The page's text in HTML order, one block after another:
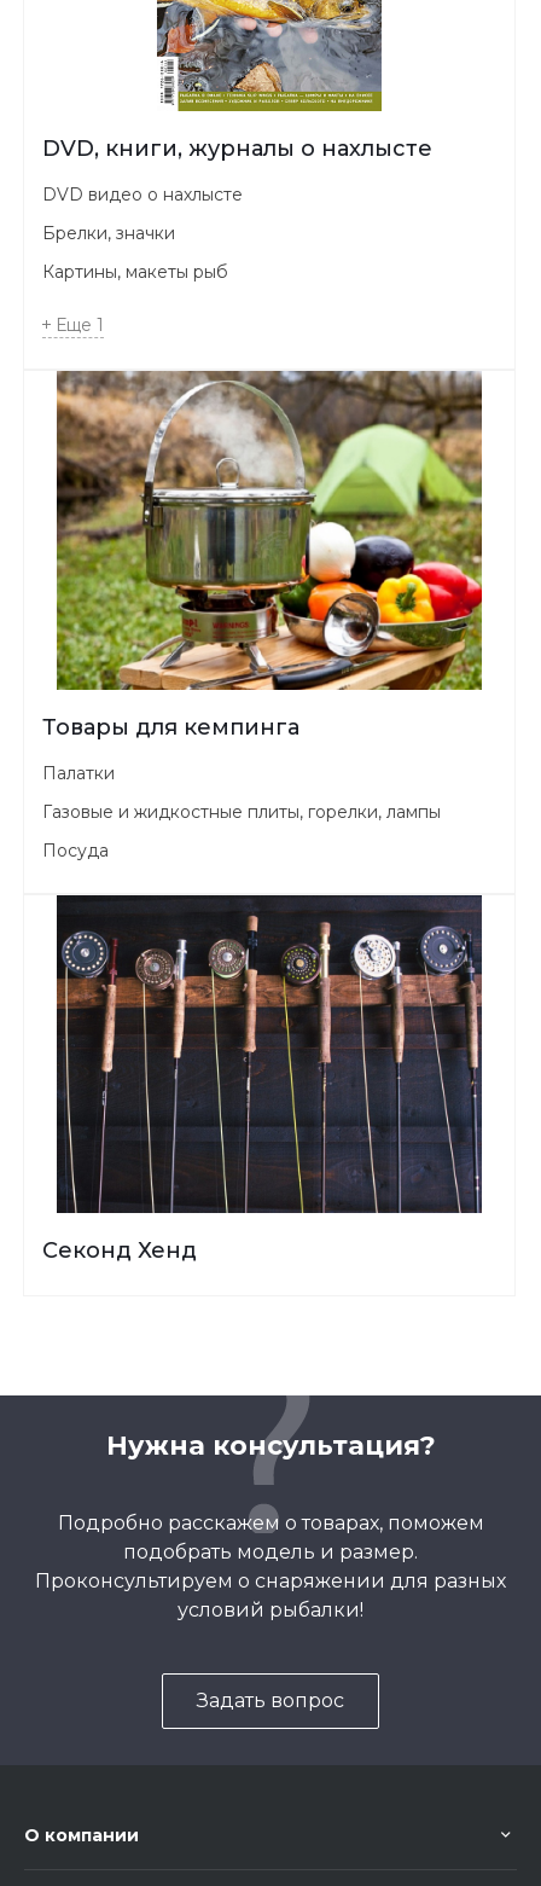
DVD, книги, журналы о нахлысте
DVD видео о нахлысте
Брелки, значки
Картины, макеты рыб
Еще 1
Товары для кемпинга
Палатки
Газовые и жидкостные плиты, горелки, лампы
Посуда
Секонд Хенд
Нужна консультация?
Подробно расскажем о товарах, поможем
подобрать модель и размер.
Проконсультируем о снаряжении для разных
условий рыбалки!
Задать вопрос
О компании